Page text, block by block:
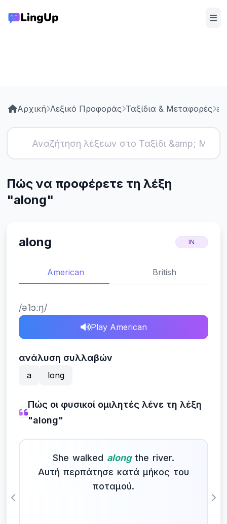
Αρχική Λεξικό Προφοράς Ταξίδια & Μεταφορές
Πώς να προφέρετε τη λέξη
"along"
along IN
American British
/əˈlɔːŋ/
Play American
ανάλυση συλλαβών
a long
Πώς οι φυσικοί ομιλητές λένε τη λέξη
"along"
She walked alongthe river.
Αυτή περπάτησε κατά μήκος του
ποταμού.
Previous